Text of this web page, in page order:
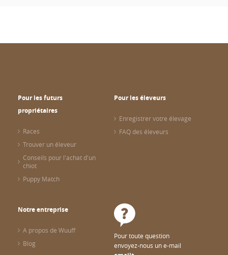
Pour les futurs
propriétaires
Races
Trouver un éleveur
Conseils pour l'achat d'un
chiot
Puppy Match
Pour les éleveurs
Enregistrer votre élevage
FAQ des éleveurs
Notre entreprise
A propos de Wuuff
Blog
Pour toute question
envoyez-nous un e-mail